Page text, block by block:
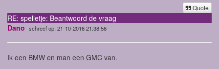
Quote
RE: spelletje: Beantwoord de vraag
Dano schreef op: 21-10-2016 21:38:56
Ik een BMW en man een GMC van.